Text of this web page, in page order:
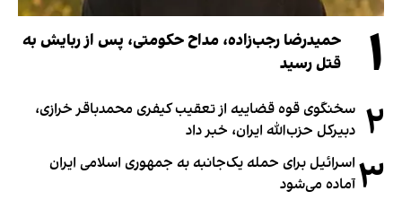
۱
حمیدرضا رجب‌زاده، مداح حکومتی، پس از ربایش به
قتل رسید
۲ سخنگوی قوه قضاییه از تعقیب کیفری محمدباقر خرازی،
دبیر‌کل حزب‌الله ایران، خبر داد
۳ اسرائیل برای حمله یک‌جانبه به جمهوری اسلامی ایران
آماده می‌شود